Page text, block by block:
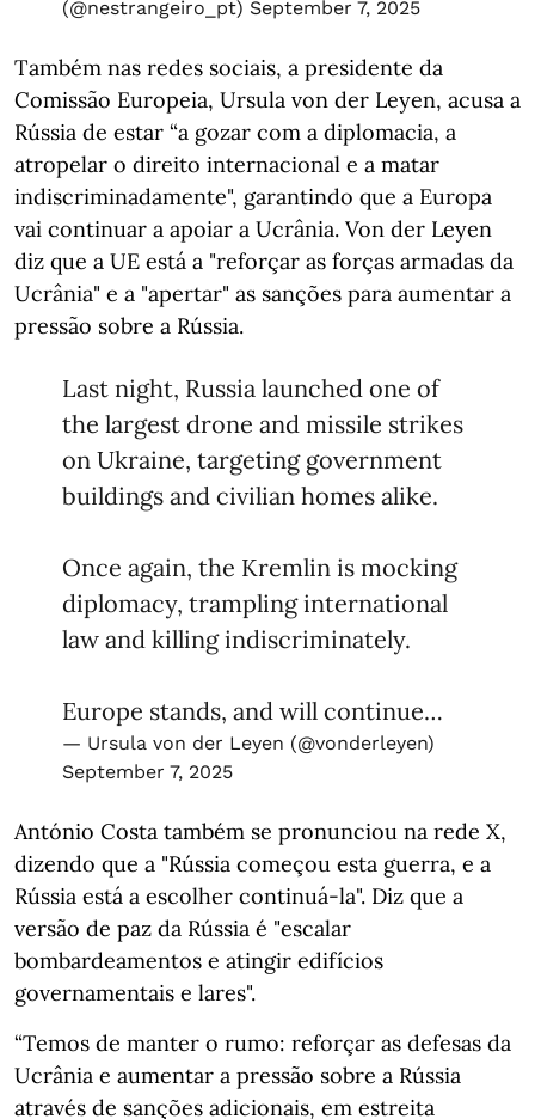
(@nestrangeiro_pt) September 7, 2025
Também nas redes sociais, a presidente da
Comissão Europeia, Ursula von der Leyen, acusa a
Rússia de estar “a gozar com a diplomacia, a
atropelar o direito internacional e a matar
indiscriminadamente", garantindo que a Europa
vai continuar a apoiar a Ucrânia. Von der Leyen
diz que a UE está a "reforçar as forças armadas da
Ucrânia" e a "apertar" as sanções para aumentar a
pressão sobre a Rússia.
Last night, Russia launched one of
the largest drone and missile strikes
on Ukraine, targeting government
buildings and civilian homes alike.
Once again, the Kremlin is mocking
diplomacy, trampling international
law and killing indiscriminately.
Europe stands, and will continue…
— Ursula von der Leyen (@vonderleyen)
September 7, 2025
António Costa também se pronunciou na rede X,
dizendo que a "Rússia começou esta guerra, e a
Rússia está a escolher continuá-la". Diz que a
versão de paz da Rússia é "escalar
bombardeamentos e atingir edifícios
governamentais e lares".
“Temos de manter o rumo: reforçar as defesas da
Ucrânia e aumentar a pressão sobre a Rússia
através de sanções adicionais, em estreita